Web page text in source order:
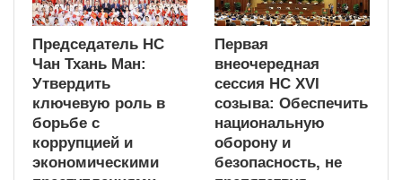
Председатель НС
Чан Тхань Ман:
Утвердить
ключевую роль в
борьбе с
коррупцией и
экономическими
Первая
внеочередная
сессия НС XVI
созыва: Обеспечить
национальную
оборону и
безопасность, не